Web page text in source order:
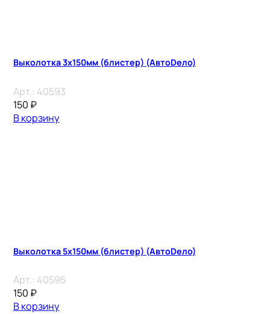
Выколотка 3х150мм (блистер) (АвтоDело)
Арт.: 40593
150 ₽
В корзину
Выколотка 5х150мм (блистер) (АвтоDело)
Арт.: 40595
150 ₽
В корзину